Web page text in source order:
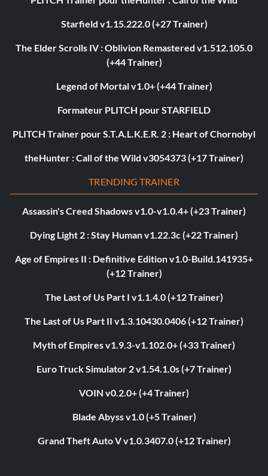
Starfield v1.15.222.0 (+27 Trainer)
The Elder Scrolls IV : Oblivion Remastered v1.512.105.0
(+44 Trainer)
Legend of Mortal v1.0+ (+44 Trainer)
Formateur PLITCH pour STARFIELD
PLITCH Trainer pour S.T.A.L.K.E.R. 2 : Heart of Chornobyl
theHunter : Call of the Wild v3054373 (+17 Trainer)
TRENDING TRAINER
Assassin's Creed Shadows v1.0-v1.0.4+ (+23 Trainer)
Dying Light 2 : Stay Human v1.22.3c (+22 Trainer)
Age of Empires II : Definitive Edition v1.0-Build.141935+
(+12 Trainer)
The Last of Us Part I v1.1.4.0 (+12 Trainer)
The Last of Us Part II v1.3.10430.0406 (+12 Trainer)
Myth of Empires v1.9.3-v1.102.0+ (+33 Trainer)
Euro Truck Simulator 2 v1.54.1.0s (+7 Trainer)
VOIN v0.2.0+ (+4 Trainer)
Blade Abyss v1.0 (+5 Trainer)
Grand Theft Auto V v1.0.3407.0 (+12 Trainer)